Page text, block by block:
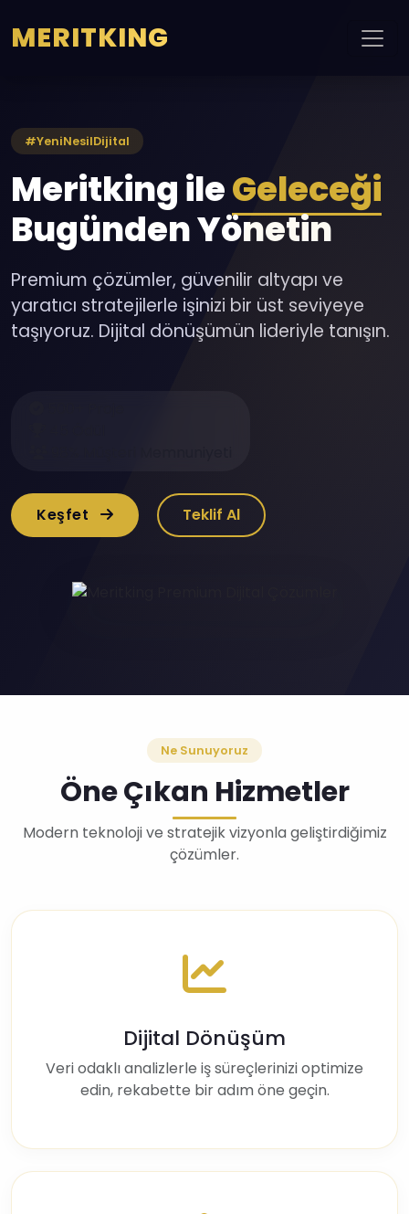
MERITKING
#YeniNesilDijital
Meritking ileGeleceği
Bugünden Yönetin
Premium çözümler, güvenilir altyapı ve
yaratıcı stratejilerle işinizi bir üst seviyeye
taşıyoruz. Dijital dönüşümün lideriyle tanışın.
Keşfet Teklif Al
Ne Sunuyoruz
Öne Çıkan Hizmetler
Modern teknoloji ve stratejik vizyonla geliştirdiğimiz
çözümler.
Dijital Dönüşüm
Veri odaklı analizlerle iş süreçlerinizi optimize
edin, rekabette bir adım öne geçin.